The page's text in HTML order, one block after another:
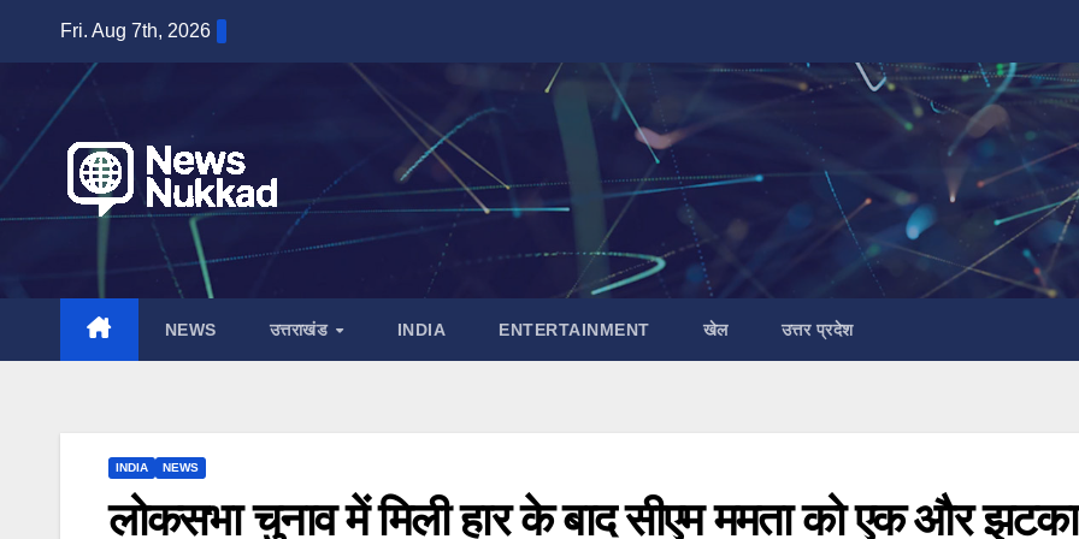
Fri. Aug 7th, 2026
NEWS उत्तराखंड INDIA ENTERTAINMENT खेल उत्तर प्रदेश
INDIA NEWS
लोकसभा चुनाव में मिली हार के बाद सीएम ममता को एक और